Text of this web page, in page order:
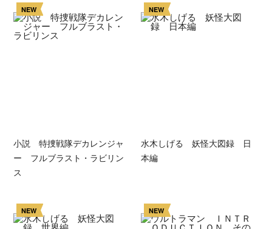
NEW
小説 特捜戦隊デカレンジャ
ー フルブラスト・ラビリン
ス
NEW
水木しげる 妖怪大図録 日
本編
NEW NEW